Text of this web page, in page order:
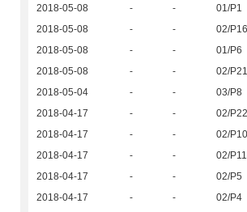
2018-05-08
- - 01/P1
2018-05-08
- - 02/P16
2018-05-08
- - 01/P6
2018-05-08
- - 02/P21
2018-05-04
- - 03/P8
2018-04-17
- - 02/P22
2018-04-17
- - 02/P10
2018-04-17
- - 02/P11
2018-04-17
- - 02/P5
2018-04-17
- - 02/P4